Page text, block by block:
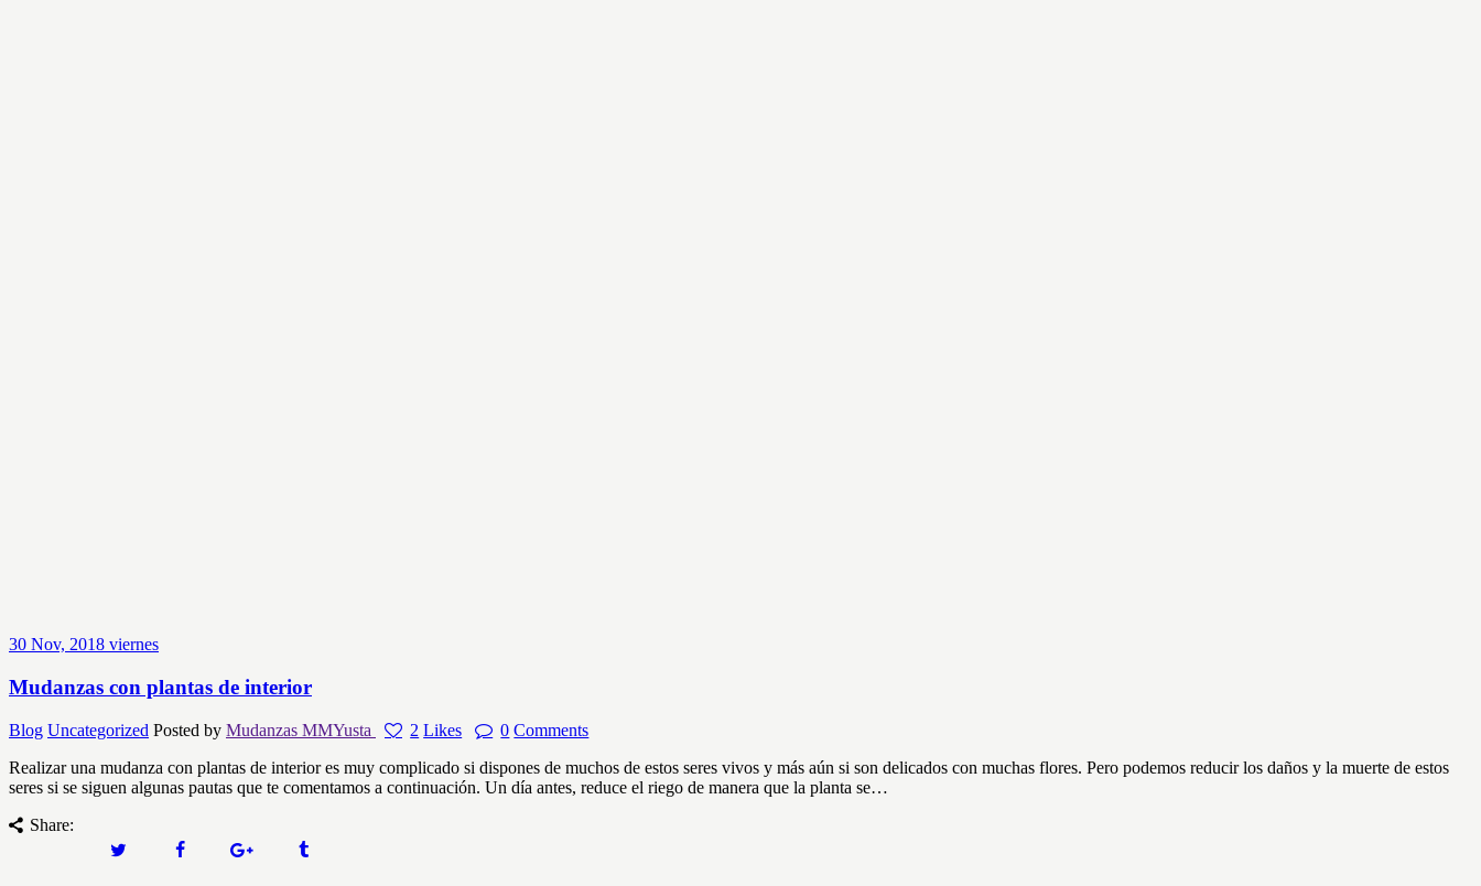
30 Nov, 2018 viernes
Mudanzas con plantas de interior
Blog Uncategorized Posted by Mudanzas MMYusta 2 Likes 0 Comments
Realizar una mudanza con plantas de interior es muy complicado si dispones de muchos de estos seres vivos y más aún si son delicados con muchas flores. Pero podemos reducir los daños y la muerte de estos
seres si se siguen algunas pautas que te comentamos a continuación. Un día antes, reduce el riego de manera que la planta se…
Share: